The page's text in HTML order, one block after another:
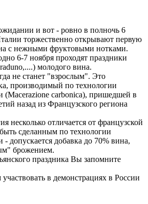
и вот - ровно в полночь 6
торжественно открывают первую
с нежными фруктовыми нотками.
6-7 ноября проходят праздники
молодого вина.
не станет "взрослым". Это
производимый по технологии
(Macerazione carbonica), пришедшей в
назад из Французского региона
несколько отличается от французской
сделанным по технологии
- допускается добавка до 70% вина,
брожением.
праздника Вы запомните
в демонстрациях в России